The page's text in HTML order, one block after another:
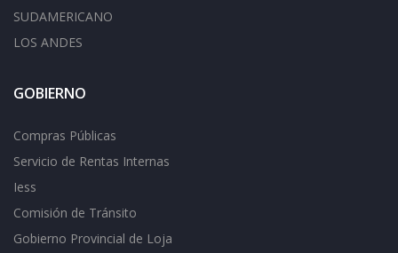
SUDAMERICANO
LOS ANDES
GOBIERNO
Compras Públicas
Servicio de Rentas Internas
Iess
Comisión de Tránsito
Gobierno Provincial de Loja